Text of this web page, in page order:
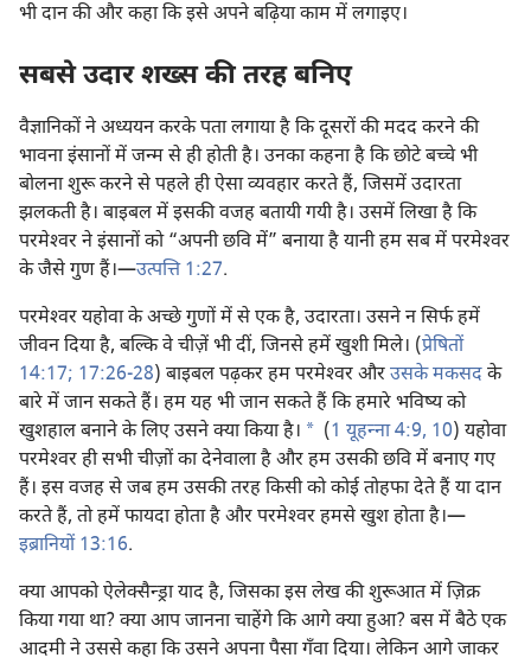
भी दान की और कहा कि इसे अपने बढ़िया काम में लगाइए।
सबसे उदार शख्स की तरह बनिए
वैज्ञानिकों ने अध्ययन करके पता लगाया है कि दूसरों की मदद करने की
भावना इंसानों में जन्म से ही होती है। उनका कहना है कि छोटे बच्चे भी
बोलना शुरू करने से पहले ही ऐसा व्यवहार करते हैं, जिसमें उदारता
झलकती है। बाइबल में इसकी वजह बतायी गयी है। उसमें लिखा है कि
परमेश्‍वर ने इंसानों को “अपनी छवि में” बनाया है यानी हम सब में परमेश्‍वर
के जैसे गुण हैं।—उत्पत्ति 1:27.
परमेश्‍वर यहोवा के अच्छे गुणों में से एक है, उदारता। उसने न सिर्फ हमें
जीवन दिया है, बल्कि वे चीज़ें भी दीं, जिनसे हमें खुशी मिले। (प्रेषितों
14:17; 17:26-28) बाइबल पढ़कर हम परमेश्‍वर औरउसके मकसदके
बारे में जान सकते हैं। हम यह भी जान सकते हैं कि हमारे भविष्य को
खुशहाल बनाने के लिए उसने क्या किया है। a (1 यूहन्‍ना 4:9, 10) यहोवा
परमेश्‍वर ही सभी चीज़ों का देनेवाला है और हम उसकी छवि में बनाए गए
हैं। इस वजह से जब हम उसकी तरह किसी को कोई तोहफा देते हैं या दान
करते हैं, तो हमें फायदा होता है और परमेश्‍वर हमसे खुश होता है।—
इब्रानियों 13:16.
क्या आपको ऐलेक्सैन्ड्रा याद है, जिसका इस लेख की शुरूआत में ज़िक्र
किया गया था? क्या आप जानना चाहेंगे कि आगे क्या हुआ? बस में बैठे एक
आदमी ने उससे कहा कि उसने अपना पैसा गँवा दिया। लेकिन आगे जाकर